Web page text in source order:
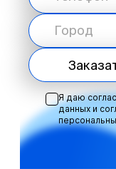
Я даю
данных и